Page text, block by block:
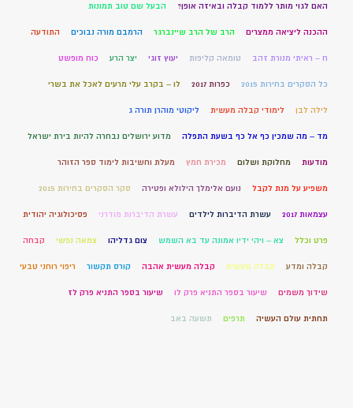
האם לגוי מותר ללמוד קבלה ובאיזה אופן? הבעל שם טוב תמונות
ההכנה ליציאה ממצרים הרב של הרב שיינברגר הרמבם מורה נבוכים התודעה
ח – ראיתי מנורת זהב טומאה קליפות יעוץ זוגי יצר הרע כוח מופשט
כל הסקרים בחירות 2015 כפרות 2017 לו – בקרב עלי מרעים לאכל את בשרי
לילה לבן לימודי קבלה מעשית ליקוטי מוהרן תורה ג
מד – מה שמכין כף אל כף בשעת התפלה מדוע ירושלים נבחרה להיות בירת ישראל
מודעות מחלוקת ושלום מכירת חמץ מעלת וחשיבות לימוד ספר הזוהר
משפיע על מנת לקבל נועם אלימלך הילולא ופטירה סקר הסקרים בחירות 2015
עצמאות 2017 עשרת הדיברות לילדים עשרת הדיברות מודרני פסיכולוגיה יהודית
פרט וכלל צא – ויהי ידיו אמונה עד בא השמש צום גדליהו צמאה נפשי קבחה
קבלה ומדע קבלה מעשית קבלה מעשית אהבה קורס תקשור ריפוי רוחני טבעי
שידוך משמים שיעור בספר התניא פרק לו שיעור בספר התניא פרק לז
תחתית עולם העשיה תרפים תשעה באב